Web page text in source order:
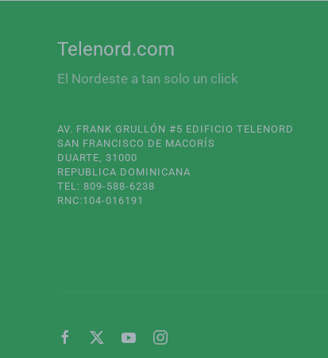
Telenord.com
El Nordeste a tan solo un click
AV. FRANK GRULLÓN #5 EDIFICIO TELENORD
SAN FRANCISCO DE MACORÍS
DUARTE, 31000
REPUBLICA DOMINICANA
TEL: 809-588-6238
RNC:104-016191